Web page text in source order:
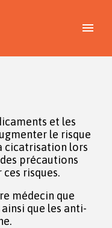
et les
le risque
cicatrisation lors
précautions
risques.
médecin que
que les anti-